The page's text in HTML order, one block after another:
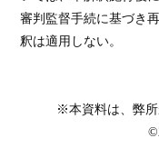
審判監督手続に基づき
釈は適用しない。
※本資料は、弊所